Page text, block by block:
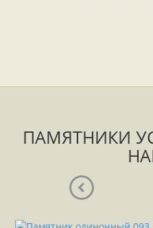
ПАМЯТНИКИ